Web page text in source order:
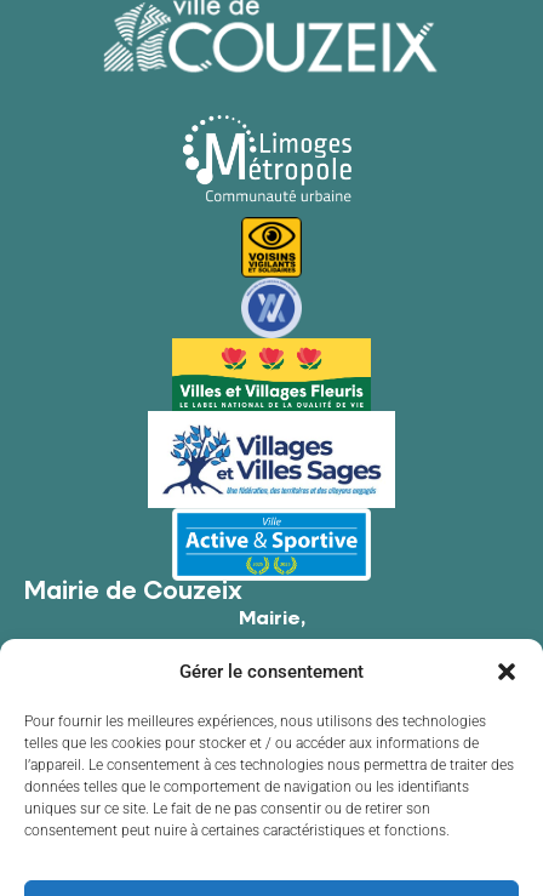
Gérer le consentement
Pour fournir les meilleures expériences, nous utilisons des technologies
telles que les cookies pour stocker et / ou accéder aux informations de
l’appareil. Le consentement à ces technologies nous permettra de traiter des
données telles que le comportement de navigation ou les identifiants
uniques sur ce site. Le fait de ne pas consentir ou de retirer son
consentement peut nuire à certaines caractéristiques et fonctions.
Mairie de Couzeix
Mairie,
87270 Couzeix
05 55 39 34 09
Contacter la mairie
Horaires d'ouverture
Lundide 8h30 à 12h00 et de 13h30 à 17h30
Mardi
de 8h30 à 12h00 et de 13h30 à 17h30